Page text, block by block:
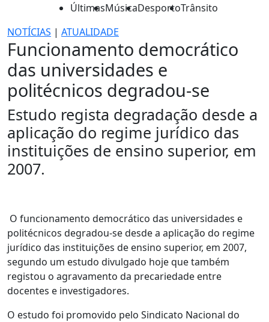
ÚltimasMúsicaDesportoTrânsito
NOTÍCIAS | ATUALIDADE
Funcionamento democrático
das universidades e
politécnicos degradou-se
Estudo regista degradação desde a
aplicação do regime jurídico das
instituições de ensino superior, em
2007.
O funcionamento democrático das universidades e
politécnicos degradou-se desde a aplicação do regime
jurídico das instituições de ensino superior, em 2007,
segundo um estudo divulgado hoje que também
registou o agravamento da precariedade entre
docentes e investigadores.
O estudo foi promovido pelo Sindicato Nacional do